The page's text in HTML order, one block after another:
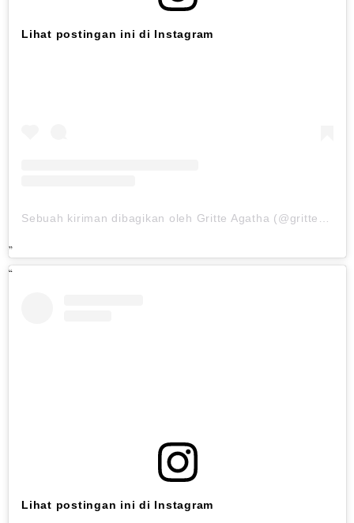
Lihat postingan ini di Instagram
Lihat postingan ini di Instagram